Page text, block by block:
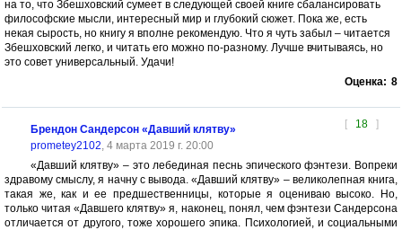
на то, что Збешховский сумеет в следующей своей книге сбалансировать
философские мысли, интересный мир и глубокий сюжет. Пока же, есть
некая сырость, но книгу я вполне рекомендую. Что я чуть забыл – читается
Збешховский легко, и читать его можно по-разному. Лучше вчитываясь, но
это совет универсальный. Удачи!
Оценка: 8
[ 18 ]
Брендон Сандерсон «Давший клятву»
prometey2102, 4 марта 2019 г. 20:00
«Давший клятву» – это лебединая песнь эпического фэнтези. Вопреки
здравому смыслу, я начну с вывода. «Давший клятву» – великолепная книга,
такая же, как и ее предшественницы, которые я оцениваю высоко. Но,
только читая «Давшего клятву» я, наконец, понял, чем фэнтези Сандерсона
отличается от другого, тоже хорошего эпика. Психологией, и социальными